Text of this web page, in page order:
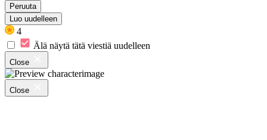
Peruuta
Luo uudelleen
4
Älä näytä tätä viestiä uudelleen
Close
Close